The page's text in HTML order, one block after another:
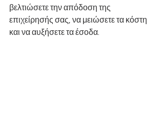
βελτιώσετε την απόδοση της
επιχείρησής σας, να μειώσετε τα κόστη
και να αυξήσετε τα έσοδα.